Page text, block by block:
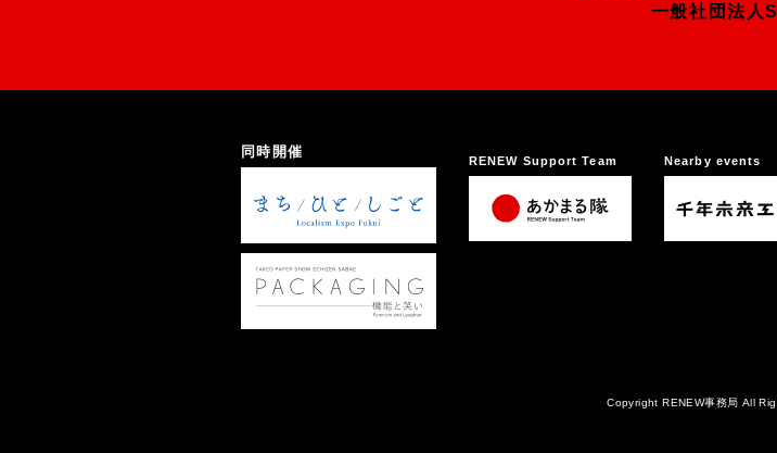
一般社団法人
同時開催
RENEW Support Team Nearby events
Copyright RENEW事務局 All